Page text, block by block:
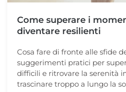
Come superare i
diventare resilienti
Cosa fare di fronte alle sfide
suggerimenti pratici per
difficili e ritrovare la serenità
trascinare troppo a lungo la